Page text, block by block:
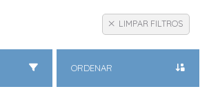
LIMPAR FILTROS
ORDENAR